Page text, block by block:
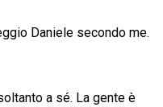
Daniele secondo me.
a sé. La gente è